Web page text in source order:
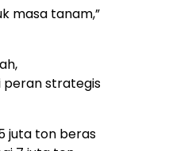
masa tanam,”
peran strategis
juta ton beras